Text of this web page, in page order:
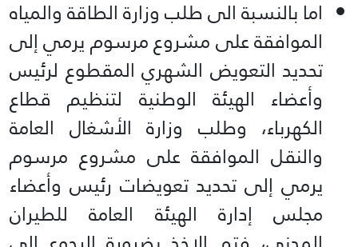
اما بالنسبة الى طلب وزارة الطاقة والمياه
الموافقة على مشروع مرسوم يرمي إلى
تحديد التعويض الشهري المقطوع لرئيس
وأعضاء الهيئة الوطنية لتنظيم قطاع
الكهرباء، وطلب وزارة الأشغال العامة
والنقل الموافقة على مشروع مرسوم
يرمي إلى تحديد تعويضات رئيس وأعضاء
مجلس إدارة الهيئة العامة للطيران